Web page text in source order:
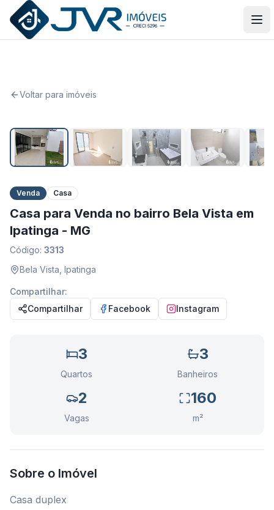
JVR Imóveis
Voltar para imóveis
Venda Casa
Casa para Venda no bairro Bela Vista em
Ipatinga - MG
Código: 3313
Bela Vista Ipatinga
Compartilhar:
Compartilhar
Facebook Instagram
3
Quartos
3
Banheiros
2
Vagas
160
m²
Sobre o Imóvel
Casa duplex